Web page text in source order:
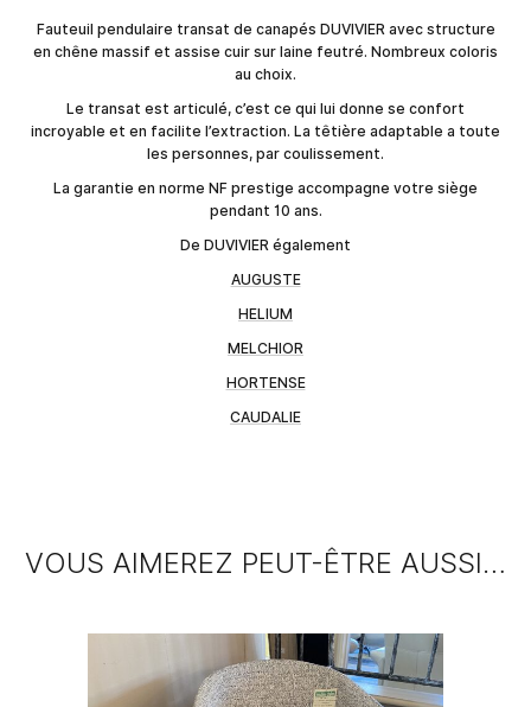
Fauteuil pendulaire transat de canapés DUVIVIER avec structure
en chêne massif et assise cuir sur laine feutré. Nombreux coloris
au choix.
Le transat est articulé, c’est ce qui lui donne se confort
incroyable et en facilite l’extraction. La têtière adaptable a toute
les personnes, par coulissement.
La garantie en norme NF prestige accompagne votre siège
pendant 10 ans.
De DUVIVIER également
AUGUSTE
HELIUM
MELCHIOR
HORTENSE
CAUDALIE
VOUS AIMEREZ PEUT-ÊTRE AUSSI…